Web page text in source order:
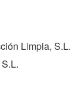
Limpia,